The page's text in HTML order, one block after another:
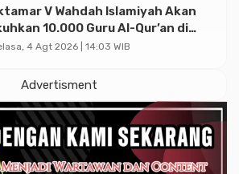
V Wahdah Islamiyah Akan
10.000 Guru Al-Qur’an di
Istiqlal
4 Agt 2026 | 14:03 WIB
Advertisment